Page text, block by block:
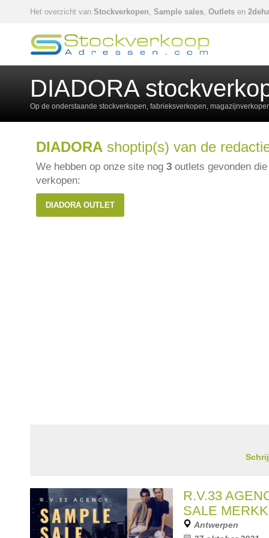
Het overzicht van Stockverkopen, Sample sales, Outlets en
DIADORA
Op de onderstaande stockverkopen, fabrieksverkopen,
DIADORA shoptip(s) van de
We hebben op onze site nog 3 outlets gevonden
verkopen:
DIADORA OUTLET
R.V.33
SALE
Antwerpen